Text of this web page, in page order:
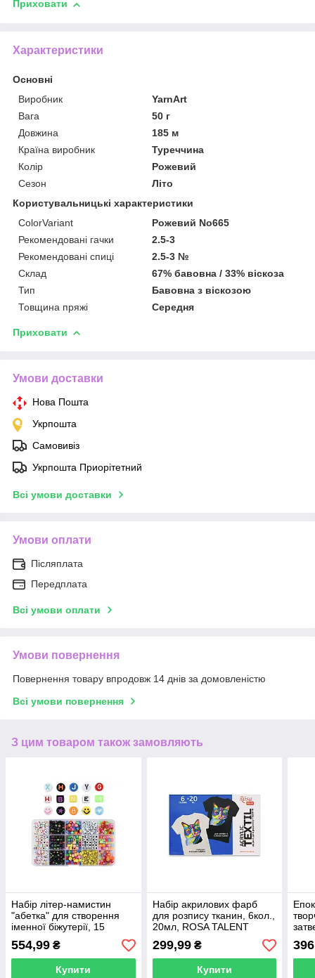
Приховати
Характеристики
Основні
Виробник
YarnArt
Вага
50 г
Довжина
185 м
Країна виробник
Туреччина
Колір
Рожевий
Сезон
Літо
Користувальницькі характеристики
ColorVariant
Рожевий No665
Рекомендовані гачки
2.5-3
Рекомендовані спиці
2.5-3 №
Склад
67% бавовна / 33% віскоза
Тип
Бавовна з віскозою
Товщина пряжі
Середня
Приховати
Умови доставки
Нова Пошта
Укрпошта
Самовивіз
Укрпошта Приорітетний
Всі умови доставки
Умови оплати
Післяплата
Передплата
Всі умови оплати
Умови повернення
Повернення товару впродовж 14 днів за домовленістю
Всі умови повернення
З цим товаром також замовляють
Набір літер-намистин
"абетка" для створення
іменної біжутерії, 15
осередків
554,99 ₴
Купити
Набір акрилових фарб
для розпису тканин, 6кол.,
20мл, ROSA TALENT
299,99₴
Купити
(1:1)